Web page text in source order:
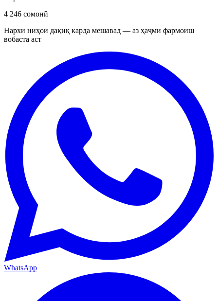
4 246 сомонӣ
Нархи ниҳоӣ дақиқ карда мешавад — аз ҳаҷми фармоиш
вобаста аст
WhatsApp